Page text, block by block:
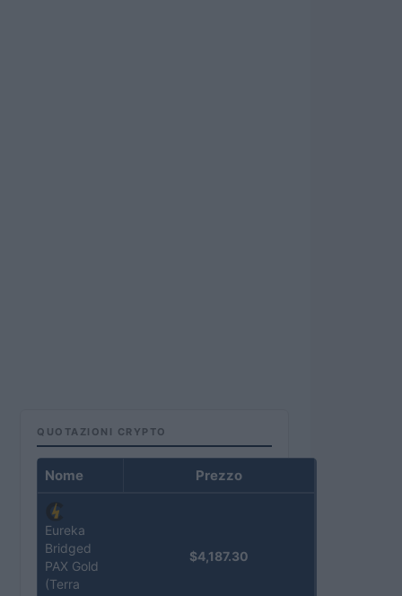
QUOTAZIONI CRYPTO
Nome Prezzo
Eureka
Bridged
PAX Gold
(Terra
$4,187.30